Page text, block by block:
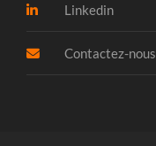
Linkedin
Contactez-nous